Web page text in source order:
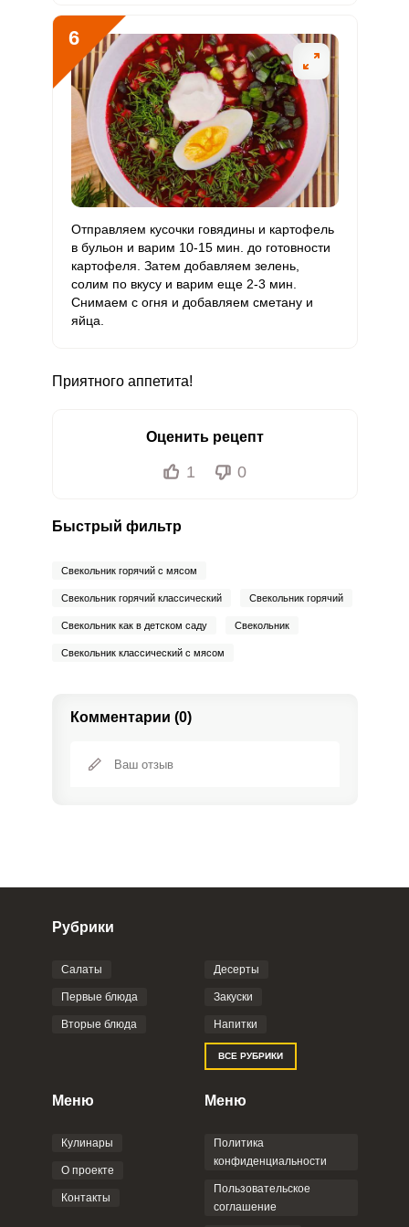
Ванадий
Молибден 23.5 мкг 70 мкг 1.5 8.4
6
Отправляем кусочки говядины и картофель
в бульон и варим 10-15 мин. до готовности
картофеля. Затем добавляем зелень,
солим по вкусу и варим еще 2-3 мин.
Снимаем с огня и добавляем сметану и
яйца.
Приятного аппетита!
Оценить рецепт
1 0
Быстрый фильтр
Свекольник горячий с мясом
Свекольник горячий классический Свекольник горячий
Свекольник как в детском саду Свекольник
Свекольник классический с мясом
Комментарии (0)
Фото до 4 шт, до 5 mb
Отправляя эту форму, вы соглашаетесь с
Политикой
Пользовательским
соглашением
Рубрики
Салаты
Первые блюда
Вторые блюда
Десерты
Закуски
Напитки
ВСЕ РУБРИКИ
Меню
Кулинары
О проекте
Контакты
Меню
Политика
конфиденциальности
Пользовательское
соглашение